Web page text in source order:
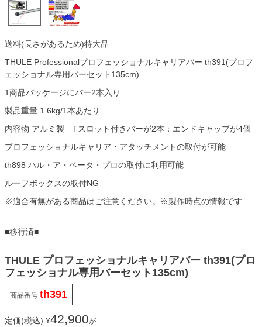
送料(長さがあるため)特大品
THULE Professionalプロフェッショナルキャリアバー th391(プロフ
ェッショナル専用バーセット135cm)
1商品パッケージにバー2本入り
製品重量 1.6kg/1本あたり
内容物 アルミ製 Tスロット付きバーが2本：エンドキャップが4個
プロフェッショナルキャリア・アタッチメントの取付が可能
th898 ハル・ア・ベータ・プロの取付に利用可能
ルーフボックスの取付NG
※適合有無がある商品はご注意ください。※製作時点の情報です
■移行済■
THULE プロフェッショナルキャリアバー th391(プロ
フェッショナル専用バーセット135cm)
商品番号 th391
定価(税込) ¥42,900が